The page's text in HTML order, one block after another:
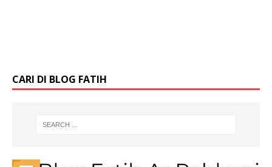
CARI DI BLOG FATIH